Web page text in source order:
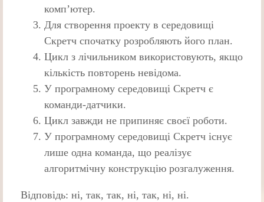
комп’ютер.
Для створення проекту в середовищі
Скретч спочатку розробляють його план.
Цикл з лічильником використовують, якщо
кількість повторень невідома.
У програмному середовищі Скретч є
команди-датчики.
Цикл завжди не припиняє своєї роботи.
У програмному середовищі Скретч існує
лише одна команда, що реалізує
алгоритмічну конструкцію розгалуження.
Відповідь: ні, так, так, ні, так, ні, ні.